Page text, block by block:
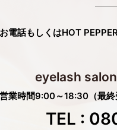
電話もしくはHOT
eyelash
営業時間9:00～18:30（最終
TEL :